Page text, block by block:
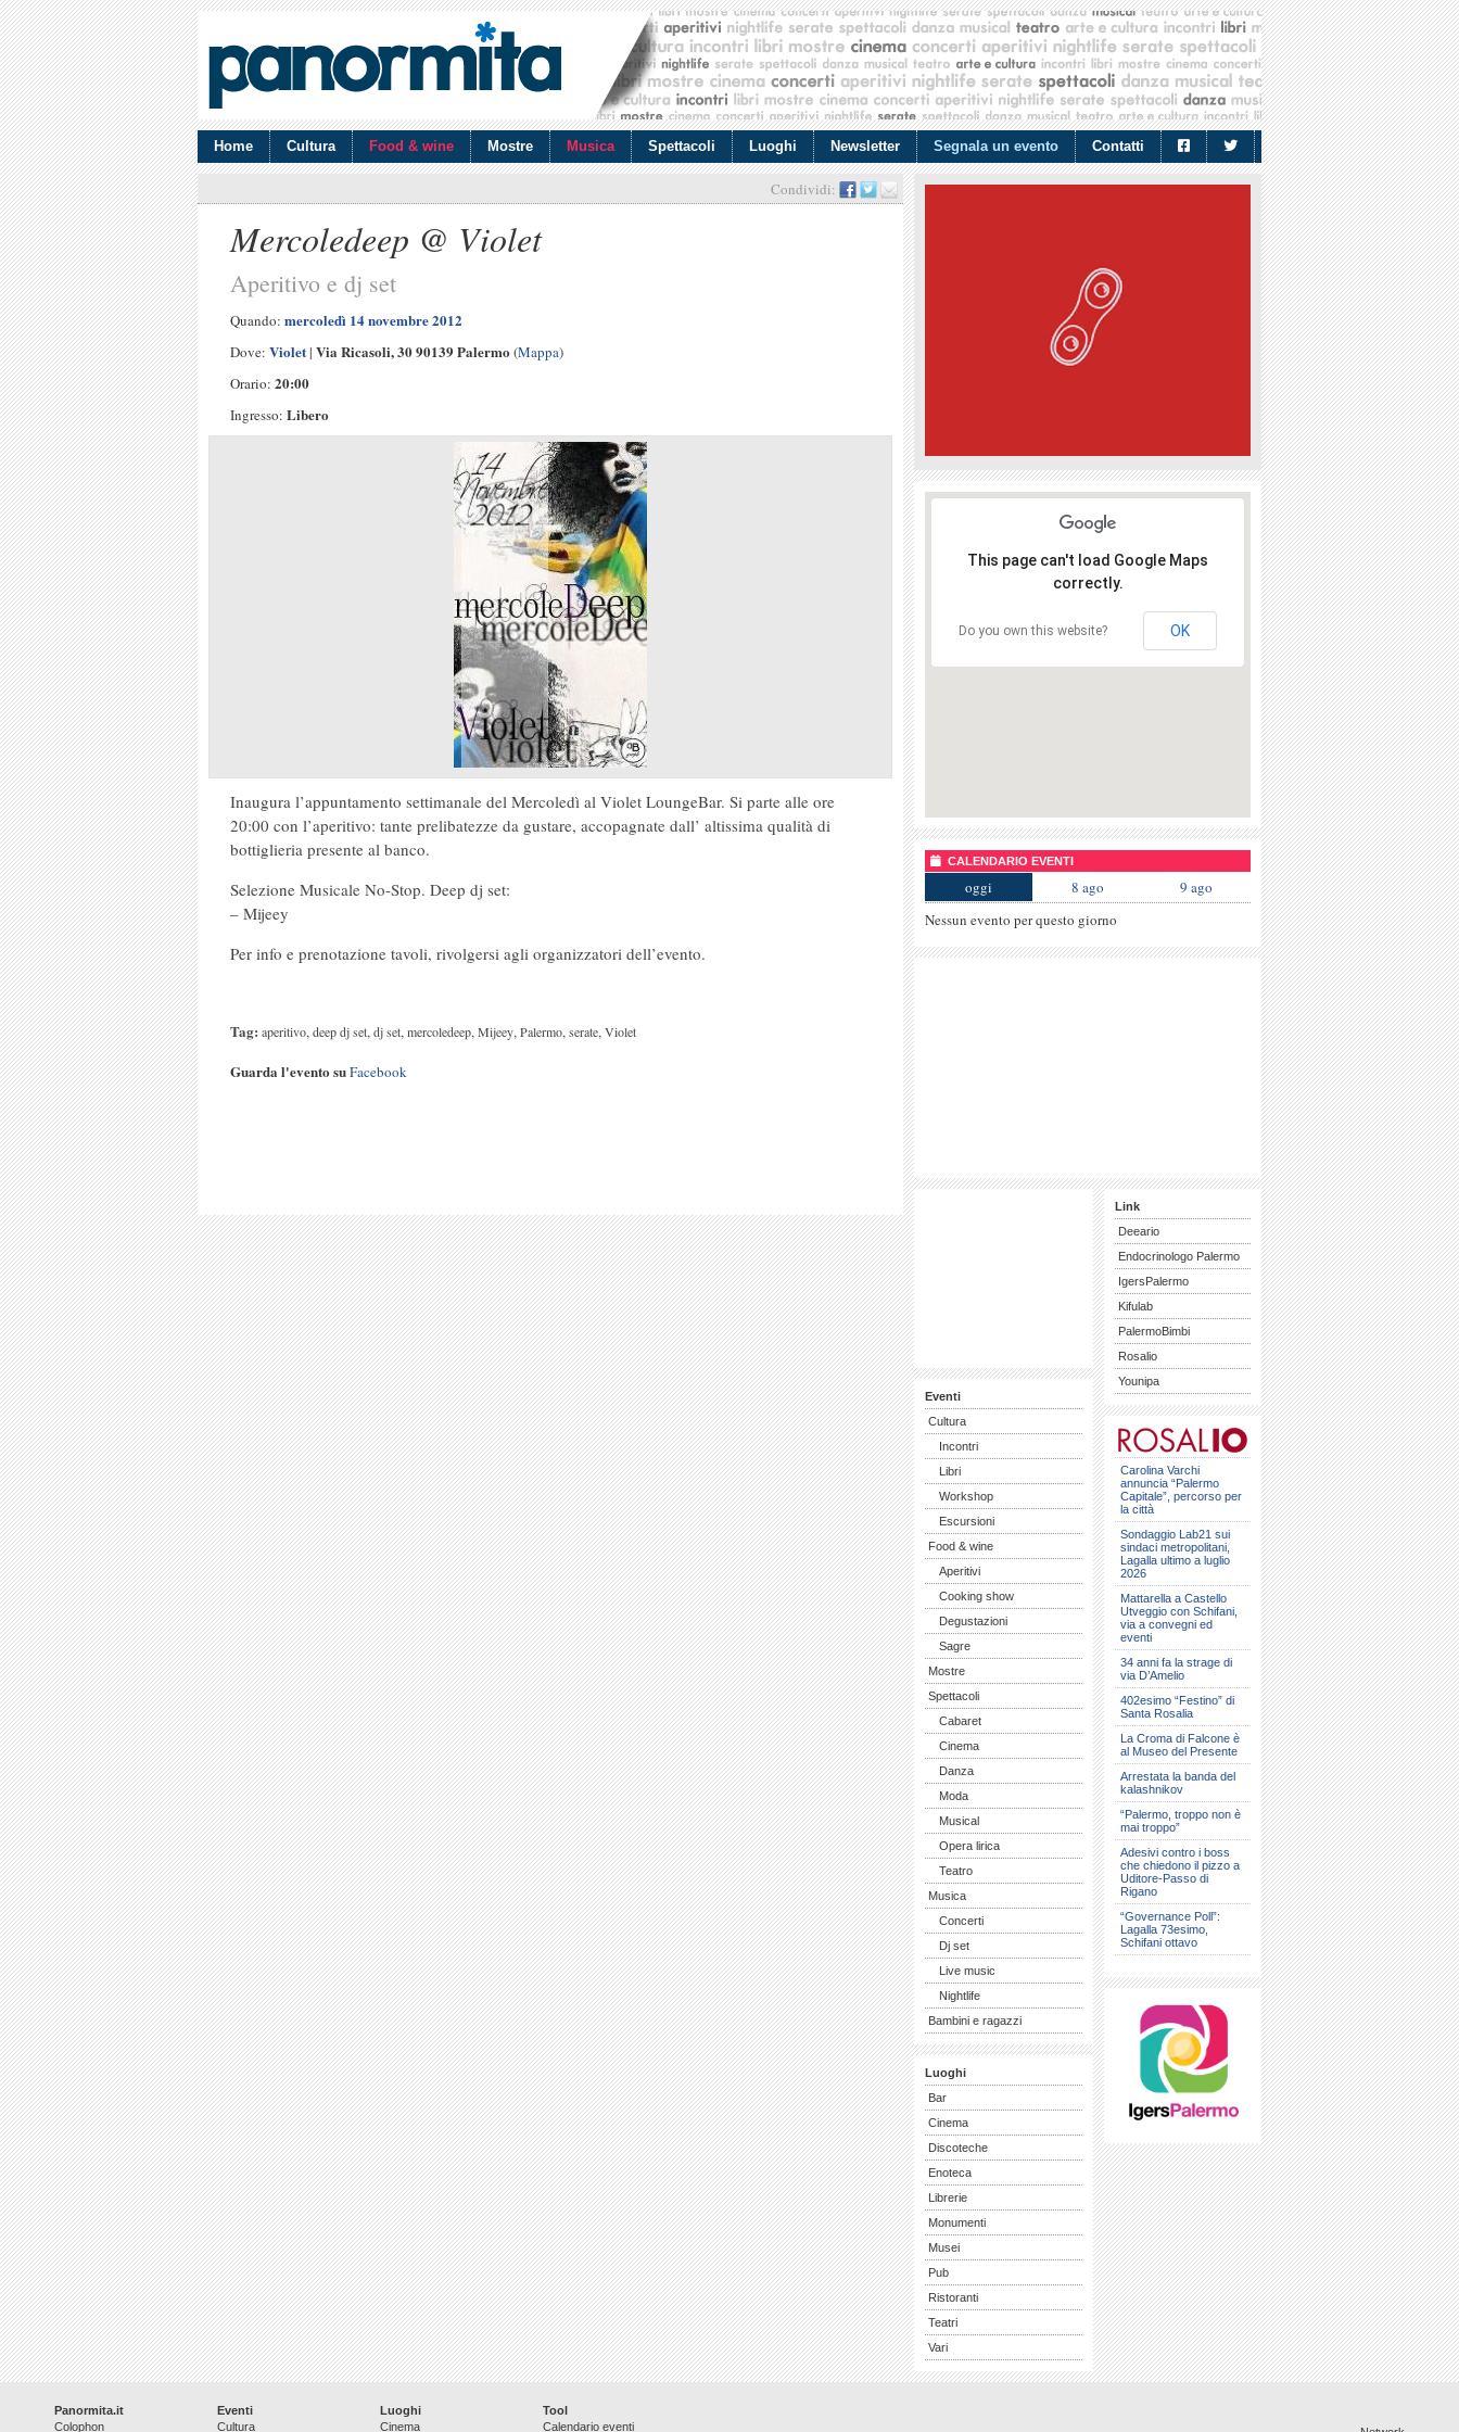
Home Cultura Food & wine Mostre Musica Spettacoli Luoghi Newsletter Segnala un evento Contatti
Condividi:
Mercoledeep @ Violet
Aperitivo e dj set
Quando: mercoledì 14 novembre 2012
Dove: Violet| Via Ricasoli, 30 90139 Palermo (Mappa)
Orario: 20:00
Ingresso: Libero
Inaugura l’appuntamento settimanale del Mercoledì al Violet LoungeBar. Si parte alle ore
20:00 con l’aperitivo: tante prelibatezze da gustare, accopagnate dall’ altissima qualità di
bottiglieria presente al banco.
Selezione Musicale No-Stop. Deep dj set:
– Mijeey
Per info e prenotazione tavoli, rivolgersi agli organizzatori dell’evento.
Tag: aperitivo,deep dj set,dj set,mercoledeep,Mijeey,Palermo,serate,Violet
Guarda l'evento suFacebook
This page can't load Google Maps
correctly.
Do you own this website? OK
CALENDARIO EVENTI
oggi 8 ago
9 ago
Nessun evento per questo giorno
Eventi
Cultura
Incontri
Libri
Workshop
Escursioni
Food & wine
Aperitivi
Cooking show
Degustazioni
Sagre
Mostre
Spettacoli
Cabaret
Cinema
Danza
Moda
Musical
Opera lirica
Teatro
Musica
Concerti
Dj set
Live music
Nightlife
Bambini e ragazzi
Luoghi
Bar
Cinema
Discoteche
Enoteca
Librerie
Monumenti
Musei
Pub
Ristoranti
Teatri
Vari
Link
Deeario
Endocrinologo Palermo
IgersPalermo
Kifulab
PalermoBimbi
Rosalio
Younipa
Carolina Varchi
annuncia “Palermo
Capitale”, percorso per
la città
Sondaggio Lab21 sui
sindaci metropolitani,
Lagalla ultimo a luglio
2026
Mattarella a Castello
Utveggio con Schifani,
via a convegni ed
eventi
34 anni fa la strage di
via D’Amelio
402esimo “Festino” di
Santa Rosalia
La Croma di Falcone è
al Museo del Presente
Arrestata la banda del
kalashnikov
“Palermo, troppo non è
mai troppo”
Adesivi contro i boss
che chiedono il pizzo a
Uditore-Passo di
Rigano
“Governance Poll”:
Lagalla 73esimo,
Schifani ottavo
Panormita.it
Colophon
Eventi
Cultura
Luoghi
Cinema
Tool
Calendario eventi